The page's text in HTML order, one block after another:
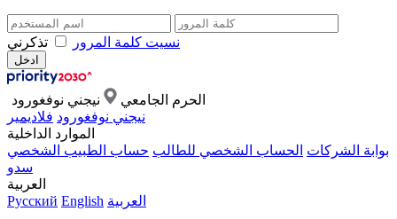
نسيت كلمة المرور تذكرني
الحرم الجامعي
نيجني نوفغورود
نيجني نوفغورود فلاديمير
الموارد الداخلية
بوابة الشركات الحساب الشخصي للطالب حساب الطبيب الشخصي
سدو
العربية
Русский English العربية